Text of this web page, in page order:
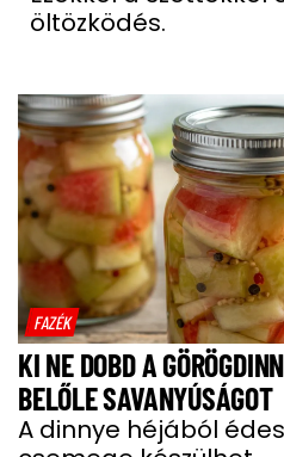
öltözködés.
FAZÉK
KI NE DOBD A
BELŐLE SAVANYÚSÁGOT
A dinnye héjából